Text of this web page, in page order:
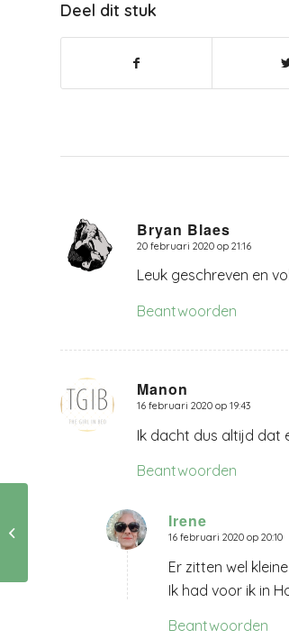
Deel dit stuk
Bryan Blaes
zegt:
20 februari 2020 op 21:16
Leuk geschreven en
Beantwoorden
Manon
zegt:
16 februari 2020 op 19:43
Ik dacht dus altijd dat
Beantwoorden
Irene
zegt:
16 februari 2020 op 20:10
Er zitten wel
Ik had voor ik in
Beantwoorden
Andere tijden: kan je
de tijd tegenhouden?